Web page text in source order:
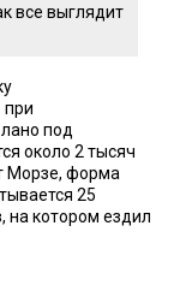
все выглядит
при
под
около 2 тысяч
Морзе, форма
25
на котором ездил